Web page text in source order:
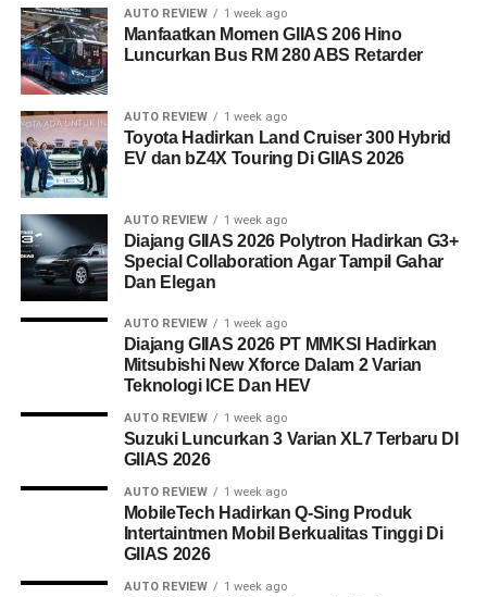
AUTO REVIEW 1 week ago
Manfaatkan Momen GIIAS 206 Hino
Luncurkan Bus RM 280 ABS Retarder
AUTO REVIEW 1 week ago
Toyota Hadirkan Land Cruiser 300 Hybrid
EV dan bZ4X Touring Di GIIAS 2026
AUTO REVIEW 1 week ago
Diajang GIIAS 2026 Polytron Hadirkan G3+
Special Collaboration Agar Tampil Gahar
Dan Elegan
AUTO REVIEW 1 week ago
Diajang GIIAS 2026 PT MMKSI Hadirkan
Mitsubishi New Xforce Dalam 2 Varian
Teknologi ICE Dan HEV
AUTO REVIEW 1 week ago
Suzuki Luncurkan 3 Varian XL7 Terbaru DI
GIIAS 2026
AUTO REVIEW 1 week ago
MobileTech Hadirkan Q-Sing Produk
Intertaintmen Mobil Berkualitas Tinggi Di
GIIAS 2026
AUTO REVIEW 1 week ago